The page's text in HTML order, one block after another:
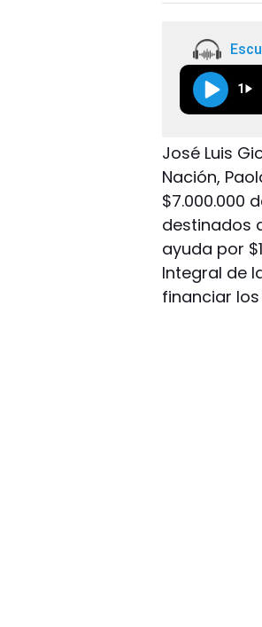
1
José Luis
Nación,
$7.000.000
destinados
ayuda por
Integral de
financiar